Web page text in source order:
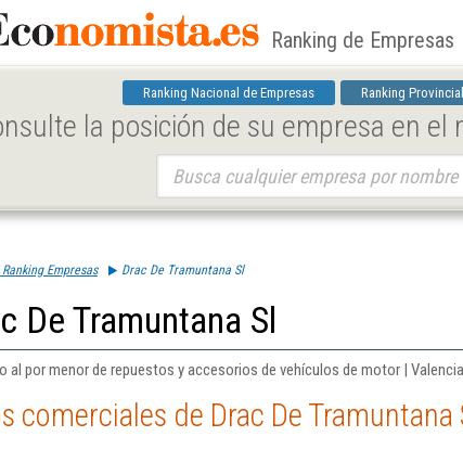
Ranking de Empresas
Ranking Nacional de Empresas Ranking
la posición de su empresa en
Empresas Drac De Tramuntana Sl
De Tramuntana Sl
al por menor de repuestos y accesorios de vehículos de motor | Valencia
comerciales de Drac De Tramuntana